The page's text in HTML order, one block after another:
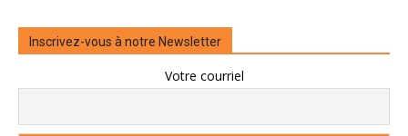
Inscrivez-vous à notre Newsletter
Votre courriel